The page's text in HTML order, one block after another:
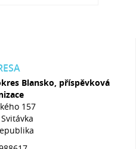
Blansko, příspěvková
157